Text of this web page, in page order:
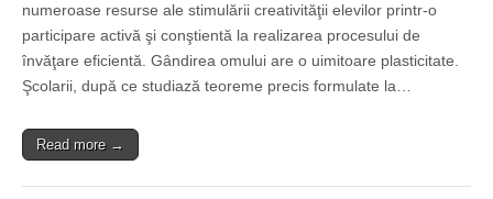
numeroase resurse ale stimulării creativităţii elevilor printr-o
participare activă şi conştientă la realizarea procesului de
învăţare eficientă. Gândirea omului are o uimitoare plasticitate.
Şcolarii, după ce studiază teoreme precis formulate la…
Read more →